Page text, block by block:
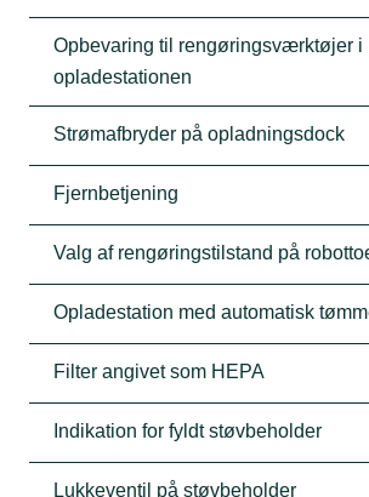
Opbevaring til rengøringsværktøjer i
opladestationen
Strømafbryder på opladningsdock
Fjernbetjening
Valg af rengøringstilstand på
Opladestation med automatisk
Filter angivet som HEPA
Indikation for fyldt støvbeholder
Lukkeventil på støvbeholder